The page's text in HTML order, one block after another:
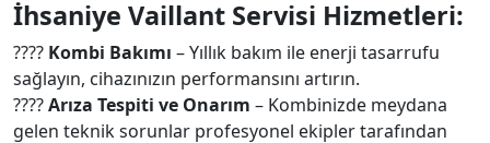
İhsaniye Vaillant Servisi Hizmetleri:
???? Kombi Bakımı – Yıllık bakım ile enerji tasarrufu
sağlayın, cihazınızın performansını artırın.
????Arıza Tespiti ve Onarım – Kombinizde meydana
gelen teknik sorunlar profesyonel ekipler tarafından